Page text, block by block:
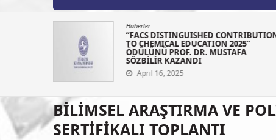
Haberler
“FACS DISTINGUISHED
TO CHEMICAL EDUCATION 2025”
ÖDÜLÜNÜ PROF. DR. MUSTAFA
SÖZBİLİR KAZANDI
April 16, 2025
BİLİMSEL ARAŞTIRMA VE
SERTİFİKALI TOPLANTI